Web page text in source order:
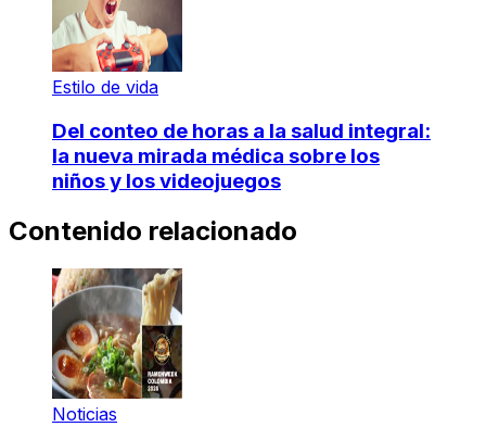
Estilo de vida
Del conteo de horas a la salud integral:
la nueva mirada médica sobre los
niños y los videojuegos
Contenido relacionado
Noticias